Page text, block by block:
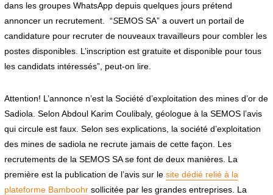
e
0
2
4
dans les groupes WhatsApp depuis quelques jours prétend
annoncer un recrutement. “SEMOS SA” a ouvert un portail de
candidature pour recruter de nouveaux travailleurs pour combler les
postes disponibles. L’inscription est gratuite et disponible pour tous
les candidats intéressés”, peut-on lire.
Attention! L’annonce n’est la Société d’exploitation des mines d’or de
Sadiola. Selon Abdoul Karim Coulibaly, géologue à la SEMOS l’avis
qui circule est faux. Selon ses explications, la société d’exploitation
des mines de sadiola ne recrute jamais de cette façon. Les
recrutements de la SEMOS SA se font de deux manières. La
première est la publication de l’avis sur le site dédié relié à la
plateforme Bamboohrsollicitée par les grandes entreprises. La